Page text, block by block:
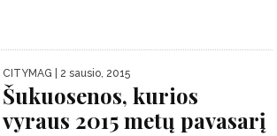
CITYMAG | 2 sausio, 2015
Šukuosenos, kurios
vyraus 2015 metų pavasarį